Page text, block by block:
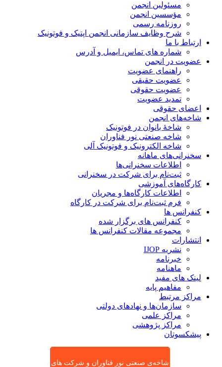
مسئولین انجمن
مؤسسین انجمن
روزنامه رسمی
شرح وظایف سازمانی انجمن اپتیک و فوتونیک
ارتباط با ما
شماره های تماس، ایمیل و آدرس
عضویت در انجمن
راهنمای عضویت
عضویت حقیقی
عضویت حقوقی
تمدید عضویت
اعضای حقوقی
شاخه‌های انجمن
شاخۀ بانوان در فوتونیک
شاخه صنعتی نور فناوران
شاخه‌ الکترونیک و فوتونیک آلی
سخنرانی‌های ماهانه
اطلاعات سخنرانی‌‌ها
ثبت‌نام برای شرکت در سخنرانی
کارگاه‌های آموزشی
اطلاعات کارگاه‌ها و مجریان
فرم ثبت‌نام برای شرکت در کارگاه
کنفرانس ها
کنفرانس های برگزار شده
مجموعه مقالات کنفرانس ها
انتشارات
نشریه IJOP
خبرنامه
ماهنامه
لینک های مفید
مفاهیم پایه
مراکز مرتبط
سازمان‌ها و نهادهای دولتی
مراکز علمی
مراکز پژوهشی
پیشکسوتان
شاخه‌ی صنعتی نور فناوران و شرکت های